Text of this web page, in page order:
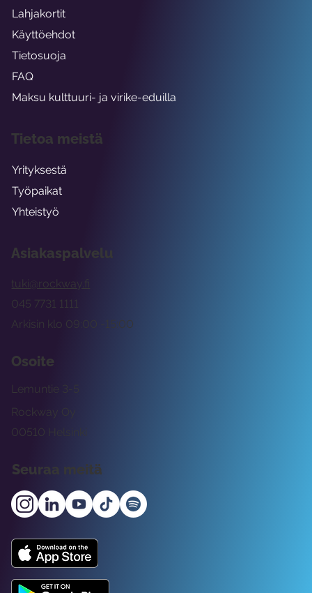
Asiakaspalvelu
tuki@rockway.fi
Arkisin klo 09:00 -15:00
045 7731 1111
Osoite
Rockway Oy
Lemuntie 3-5
00510 Helsinki
Seuraa meitä
Lahjakortit
Käyttöehdot
Tietosuoja
FAQ
Maksu kulttuuri- ja virike-eduilla
Tietoa meistä
Yrityksestä
Työpaikat
Yhteistyö